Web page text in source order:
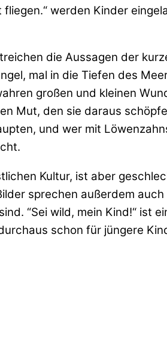
werden Kinder
die Aussagen der
mal in die Tiefen des
großen und kleinen
Mut, den sie daraus
und wer mit
Kultur, ist aber
sprechen außerdem
“Sei wild, mein Kind!“ ist
schon für jüngere